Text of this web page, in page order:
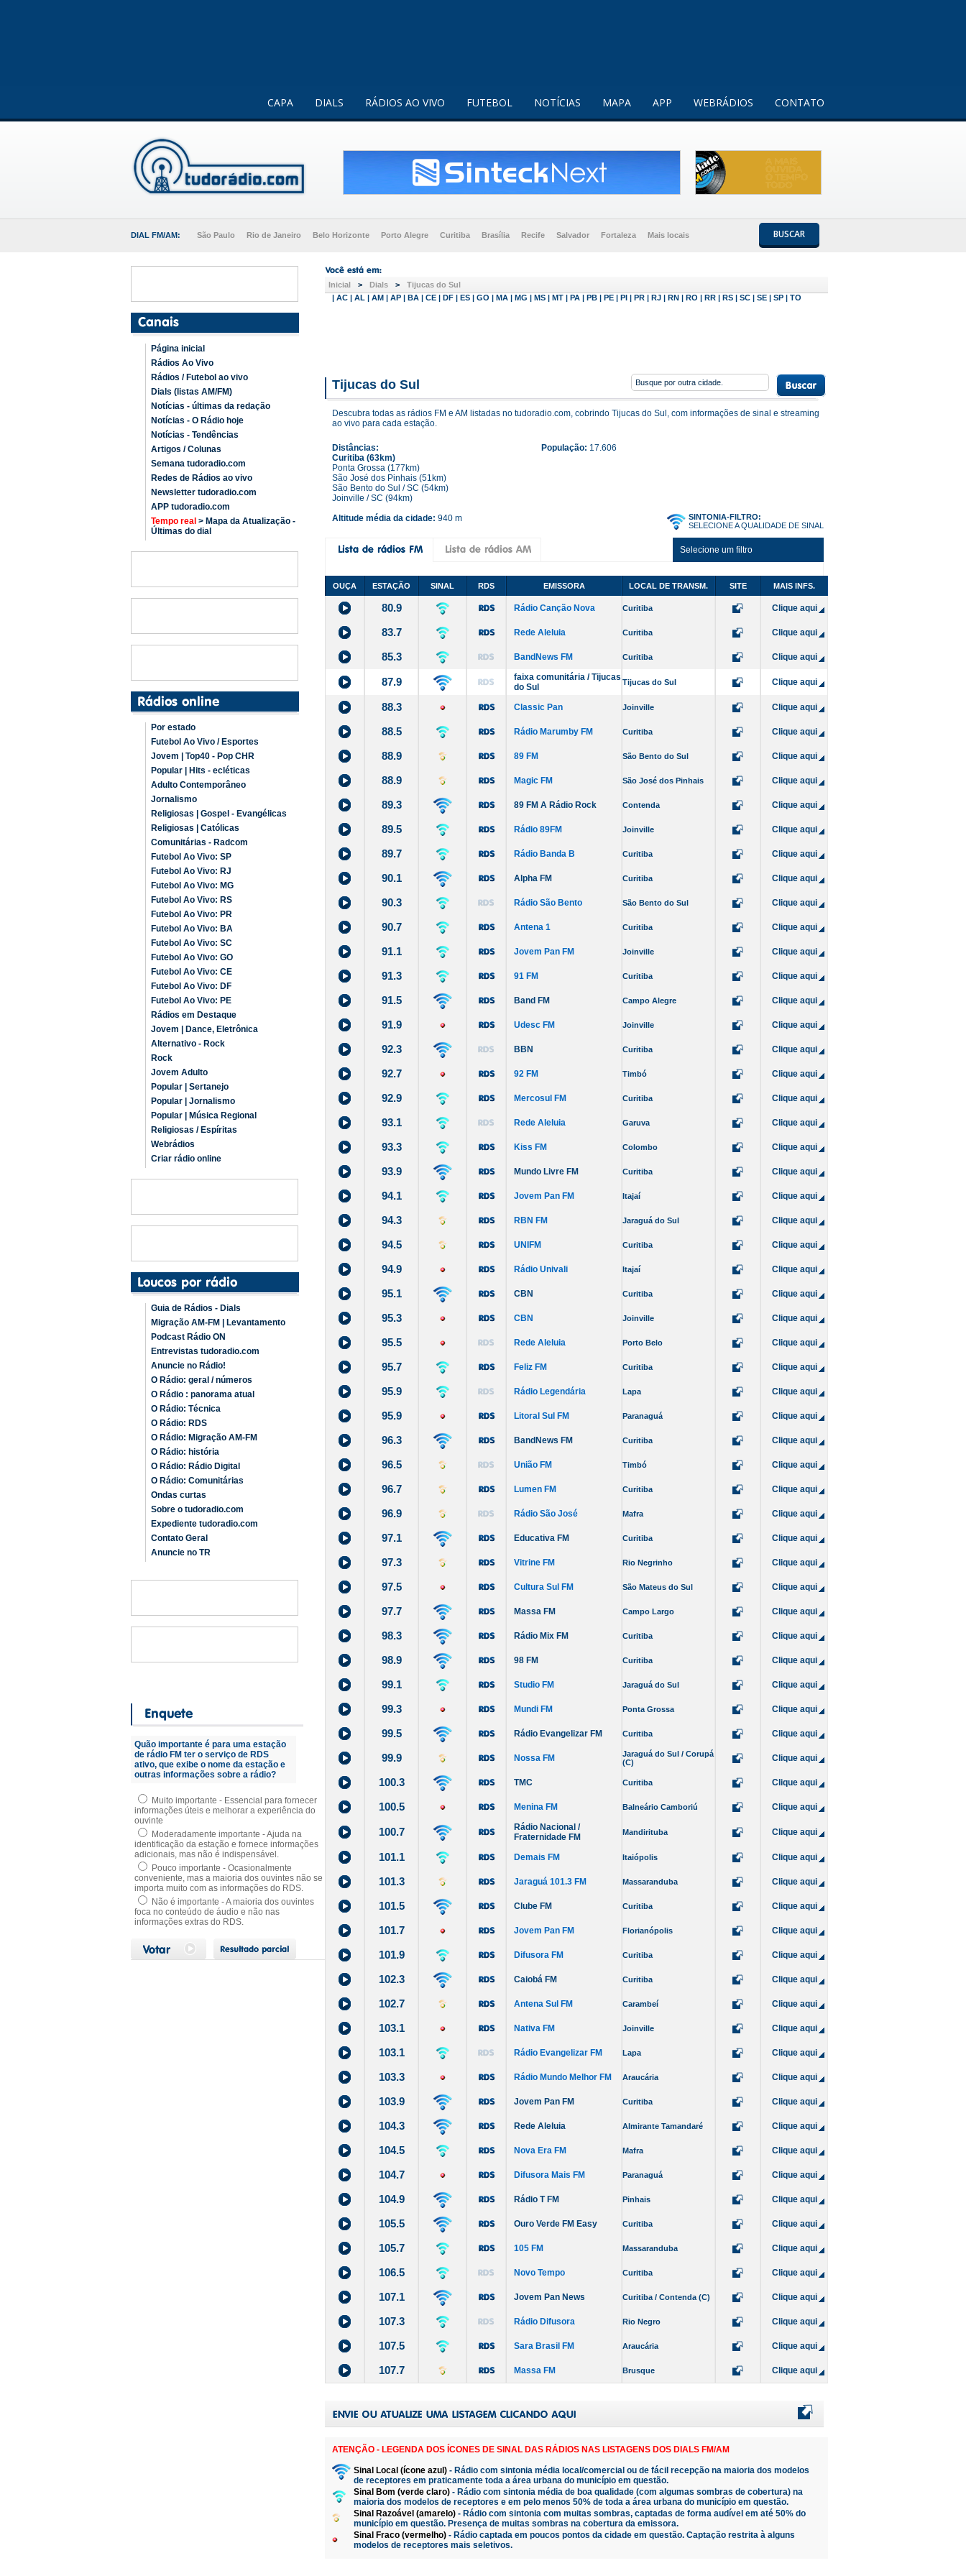
CAPA DIALS RÁDIOS AO VIVO FUTEBOL NOTÍCIAS MAPA APP WEBRÁDIOS CONTATO
DIAL FM/AM: São Paulo Rio de Janeiro Belo Horizonte Porto Alegre Curitiba Brasília Recife Salvador Fortaleza Mais locais BUSCAR
Página inicial
Rádios Ao Vivo
Rádios / Futebol ao vivo
Dials (listas AM/FM)
Notícias - últimas da redação
Notícias - O Rádio hoje
Notícias - Tendências
Artigos / Colunas
Semana tudoradio.com
Redes de Rádios ao vivo
Newsletter tudoradio.com
APP tudoradio.com
Tempo real > Mapa da Atualização -
Últimas do dial
Por estado
Futebol Ao Vivo / Esportes
Jovem | Top40 - Pop CHR
Popular | Hits - ecléticas
Adulto Contemporâneo
Jornalismo
Religiosas | Gospel - Evangélicas
Religiosas | Católicas
Comunitárias - Radcom
Futebol Ao Vivo: SP
Futebol Ao Vivo: RJ
Futebol Ao Vivo: MG
Futebol Ao Vivo: RS
Futebol Ao Vivo: PR
Futebol Ao Vivo: BA
Futebol Ao Vivo: SC
Futebol Ao Vivo: GO
Futebol Ao Vivo: CE
Futebol Ao Vivo: DF
Futebol Ao Vivo: PE
Rádios em Destaque
Jovem | Dance, Eletrônica
Alternativo - Rock
Rock
Jovem Adulto
Popular | Sertanejo
Popular | Jornalismo
Popular | Música Regional
Religiosas / Espíritas
Webrádios
Criar rádio online
Guia de Rádios - Dials
Migração AM-FM | Levantamento
Podcast Rádio ON
Entrevistas tudoradio.com
Anuncie no Rádio!
O Rádio: geral / números
O Rádio : panorama atual
O Rádio: Técnica
O Rádio: RDS
O Rádio: Migração AM-FM
O Rádio: história
O Rádio: Rádio Digital
O Rádio: Comunitárias
Ondas curtas
Sobre o tudoradio.com
Expediente tudoradio.com
Contato Geral
Anuncie no TR
Quão importante é para uma estação
de rádio FM ter o serviço de RDS
ativo, que exibe o nome da estação e
outras informações sobre a rádio?
Muito importante - Essencial para fornecer
informações úteis e melhorar a experiência do
ouvinte
Moderadamente importante - Ajuda na
identificação da estação e fornece informações
adicionais, mas não é indispensável.
Pouco importante - Ocasionalmente
conveniente, mas a maioria dos ouvintes não se
importa muito com as informações do RDS.
Não é importante - A maioria dos ouvintes
foca no conteúdo de áudio e não nas
informações extras do RDS.
Inicial > Dials >
Tijucas do Sul
| AC | AL | AM | AP | BA | CE | DF | ES | GO | MA | MG | MS | MT | PA | PB | PE | PI | PR | RJ | RN | RO | RR | RS | SC | SE | SP | TO
Tijucas do Sul
Descubra todas as rádios FM e AM listadas no tudoradio.com, cobrindo Tijucas do Sul, com informações de sinal e streaming
ao vivo para cada estação.
Distâncias:
Curitiba (63km)
Ponta Grossa (177km)
São José dos Pinhais (51km)
São Bento do Sul / SC (54km)
Joinville / SC (94km)
Altitude média da cidade: 940 m
População: 17.606
SINTONIA-FILTRO:
SELECIONE A QUALIDADE DE SINAL
Selecione um filtro
OUÇA ESTAÇÃO SINAL RDS EMISSORA LOCAL DE TRANSM. SITE MAIS INFS.
80.9 Rádio Canção Nova Curitiba Clique aqui
83.7 Rede Aleluia Curitiba Clique aqui
85.3 BandNews FM Curitiba Clique aqui
87.9
faixa comunitária / Tijucas
do Sul
Tijucas do Sul Clique aqui
88.3 Classic Pan Joinville Clique aqui
88.5 Rádio Marumby FM Curitiba Clique aqui
88.9 89 FM São Bento do Sul Clique aqui
88.9 Magic FM São José dos Pinhais Clique aqui
89.3 89 FM A Rádio Rock Contenda Clique aqui
89.5 Rádio 89FM Joinville Clique aqui
89.7 Rádio Banda B Curitiba Clique aqui
90.1 Alpha FM Curitiba Clique aqui
90.3 Rádio São Bento São Bento do Sul Clique aqui
90.7 Antena 1 Curitiba Clique aqui
91.1 Jovem Pan FM Joinville Clique aqui
91.3 91 FM Curitiba Clique aqui
91.5 Band FM Campo Alegre Clique aqui
91.9 Udesc FM Joinville Clique aqui
92.3 BBN Curitiba Clique aqui
92.7 92 FM Timbó Clique aqui
92.9 Mercosul FM Curitiba Clique aqui
93.1 Rede Aleluia Garuva Clique aqui
93.3 Kiss FM Colombo Clique aqui
93.9 Mundo Livre FM Curitiba Clique aqui
94.1 Jovem Pan FM Itajaí Clique aqui
94.3 RBN FM Jaraguá do Sul Clique aqui
94.5 UNIFM Curitiba Clique aqui
94.9 Rádio Univali Itajaí Clique aqui
95.1 CBN Curitiba Clique aqui
95.3 CBN Joinville Clique aqui
95.5 Rede Aleluia Porto Belo Clique aqui
95.7 Feliz FM Curitiba Clique aqui
95.9 Rádio Legendária Lapa Clique aqui
95.9 Litoral Sul FM Paranaguá Clique aqui
96.3 BandNews FM Curitiba Clique aqui
96.5 União FM Timbó Clique aqui
96.7 Lumen FM Curitiba Clique aqui
96.9 Rádio São José Mafra Clique aqui
97.1 Educativa FM Curitiba Clique aqui
97.3 Vitrine FM Rio Negrinho Clique aqui
97.5 Cultura Sul FM São Mateus do Sul Clique aqui
97.7 Massa FM Campo Largo Clique aqui
98.3 Rádio Mix FM Curitiba Clique aqui
98.9 98 FM Curitiba Clique aqui
99.1 Studio FM Jaraguá do Sul Clique aqui
99.3 Mundi FM Ponta Grossa Clique aqui
99.5 Rádio Evangelizar FM Curitiba Clique aqui
99.9 Nossa FM
Jaraguá do Sul / Corupá
(C)
Clique aqui
100.3 TMC Curitiba Clique aqui
100.5 Menina FM Balneário Camboriú Clique aqui
100.7
Rádio Nacional /
Fraternidade FM
Mandirituba Clique aqui
101.1 Demais FM Itaiópolis Clique aqui
101.3 Jaraguá 101.3 FM Massaranduba Clique aqui
101.5 Clube FM Curitiba Clique aqui
101.7 Jovem Pan FM Florianópolis Clique aqui
101.9 Difusora FM Curitiba Clique aqui
102.3 Caiobá FM Curitiba Clique aqui
102.7 Antena Sul FM Carambeí Clique aqui
103.1 Nativa FM Joinville Clique aqui
103.1 Rádio Evangelizar FM Lapa Clique aqui
103.3 Rádio Mundo Melhor FM Araucária Clique aqui
103.9 Jovem Pan FM Curitiba Clique aqui
104.3 Rede Aleluia Almirante Tamandaré Clique aqui
104.5 Nova Era FM Mafra Clique aqui
104.7 Difusora Mais FM Paranaguá Clique aqui
104.9 Rádio T FM Pinhais Clique aqui
105.5 Ouro Verde FM Easy Curitiba Clique aqui
105.7 105 FM Massaranduba Clique aqui
106.5 Novo Tempo Curitiba Clique aqui
107.1 Jovem Pan News Curitiba / Contenda (C) Clique aqui
107.3 Rádio Difusora Rio Negro Clique aqui
107.5 Sara Brasil FM Araucária Clique aqui
107.7 Massa FM Brusque Clique aqui
ATENÇÃO - LEGENDA DOS ÍCONES DE SINAL DAS RÁDIOS NAS LISTAGENS DOS DIALS FM/AM
Sinal Local (ícone azul) - Rádio com sintonia média local/comercial ou de fácil recepção na maioria dos modelos
de receptores em praticamente toda a área urbana do município em questão.
Sinal Bom (verde claro) - Rádio com sintonia média de boa qualidade (com algumas sombras de cobertura) na
maioria dos modelos de receptores e em pelo menos 50% de toda a área urbana do município em questão.
Sinal Razoável (amarelo) - Rádio com sintonia com muitas sombras, captadas de forma audível em até 50% do
município em questão. Presença de muitas sombras na cobertura da emissora.
Sinal Fraco (vermelho) - Rádio captada em poucos pontos da cidade em questão. Captação restrita à alguns
modelos de receptores mais seletivos.